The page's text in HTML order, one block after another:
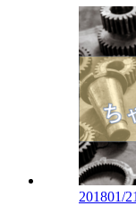
201801/21